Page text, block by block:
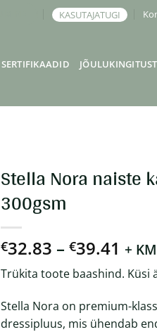
KASUTAJATUGI
SERTIFIKAADID
Stella Nora naiste
300gsm
€32.83 – €39.41
kuni
+
Trükita toote baashind. Küsi
Stella Nora on premium-
dressipluus, mis ühendab